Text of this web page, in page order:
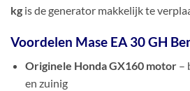
kg is de generator makkelijk te
Voordelen Mase EA 30 GH
Originele Honda GX160 motor–
en zuinig